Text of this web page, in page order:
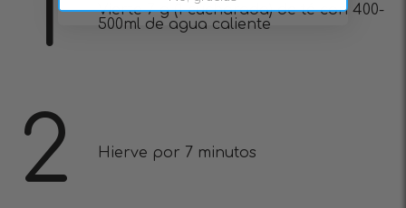
Vierte 7 g (1 cucharada) de té con 400-
500ml de agua caliente
2 Hierve por 7 minutos